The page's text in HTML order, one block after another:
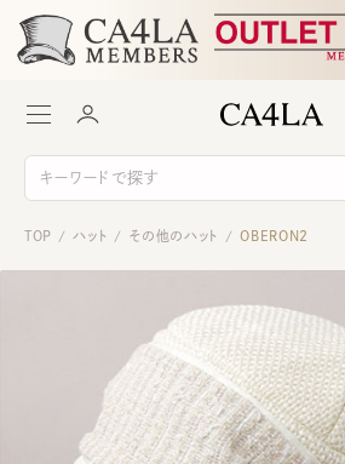
TOP / ハット / その他のハット / OBERON2